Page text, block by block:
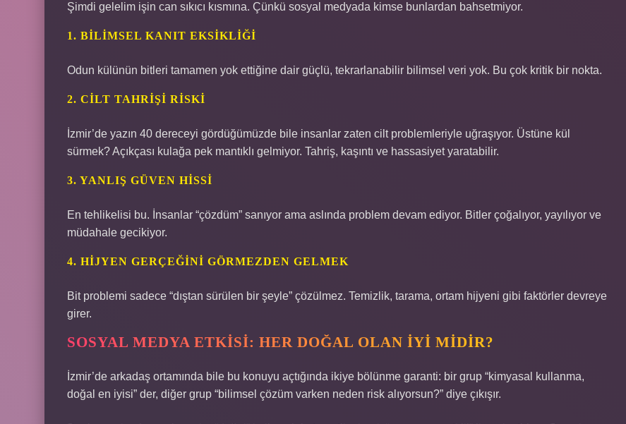
Şimdi gelelim işin can sıkıcı kısmına. Çünkü sosyal medyada kimse bunlardan bahsetmiyor.
1. BILIMSEL KANIT EKSIKLIĞI
Odun külünün bitleri tamamen yok ettiğine dair güçlü, tekrarlanabilir bilimsel veri yok. Bu çok kritik bir nokta.
2. CILT TAHRIŞI RISKI
İzmir’de yazın 40 dereceyi gördüğümüzde bile insanlar zaten cilt problemleriyle uğraşıyor. Üstüne kül
sürmek? Açıkçası kulağa pek mantıklı gelmiyor. Tahriş, kaşıntı ve hassasiyet yaratabilir.
3. YANLIŞ GÜVEN HISSI
En tehlikelisi bu. İnsanlar “çözdüm” sanıyor ama aslında problem devam ediyor. Bitler çoğalıyor, yayılıyor ve
müdahale gecikiyor.
4. HIJYEN GERÇEĞINI GÖRMEZDEN GELMEK
Bit problemi sadece “dıştan sürülen bir şeyle” çözülmez. Temizlik, tarama, ortam hijyeni gibi faktörler devreye
girer.
SOSYAL MEDYA ETKISI: HER DOĞAL OLAN İYI MIDIR?
İzmir’de arkadaş ortamında bile bu konuyu açtığında ikiye bölünme garanti: bir grup “kimyasal kullanma,
doğal en iyisi” der, diğer grup “bilimsel çözüm varken neden risk alıyorsun?” diye çıkışır.